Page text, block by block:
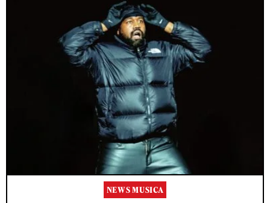
NEWS MUSICA